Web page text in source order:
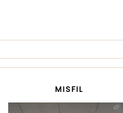
MISFIL